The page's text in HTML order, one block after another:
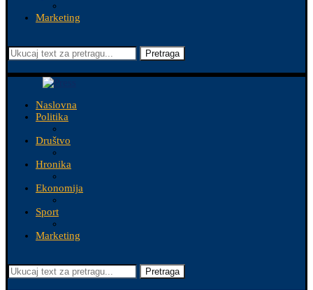
Marketing
Pretraga
Naslovna
Politika
Društvo
Hronika
Ekonomija
Sport
Marketing
Pretraga